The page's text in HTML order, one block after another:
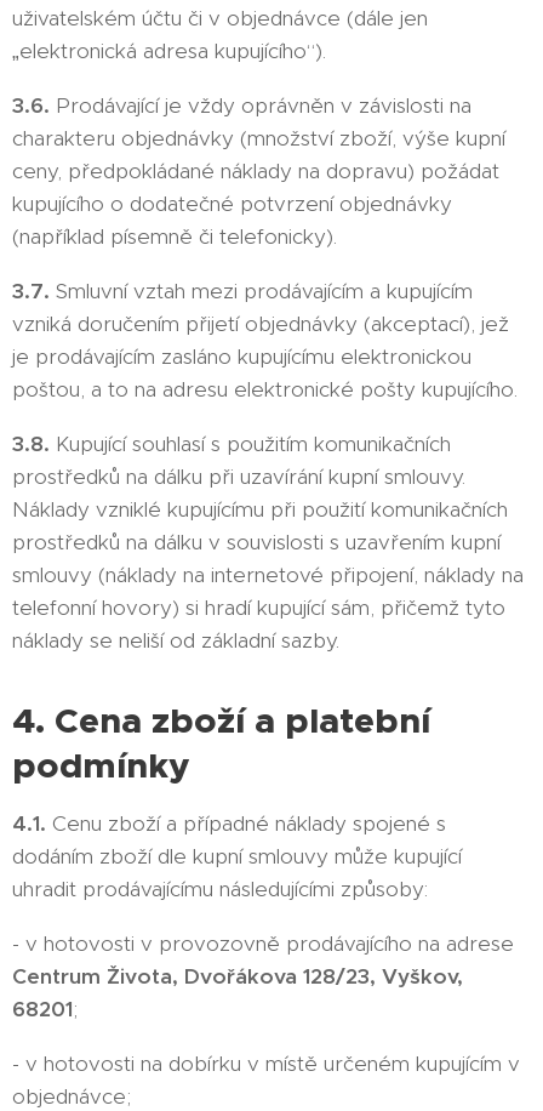
uživatelském účtu či v objednávce (dále jen
„elektronická adresa kupujícího“).
3.6. Prodávající je vždy oprávněn v závislosti na
charakteru objednávky (množství zboží, výše kupní
ceny, předpokládané náklady na dopravu) požádat
kupujícího o dodatečné potvrzení objednávky
(například písemně či telefonicky).
3.7. Smluvní vztah mezi prodávajícím a kupujícím
vzniká doručením přijetí objednávky (akceptací), jež
je prodávajícím zasláno kupujícímu elektronickou
poštou, a to na adresu elektronické pošty kupujícího.
3.8. Kupující souhlasí s použitím komunikačních
prostředků na dálku při uzavírání kupní smlouvy.
Náklady vzniklé kupujícímu při použití komunikačních
prostředků na dálku v souvislosti s uzavřením kupní
smlouvy (náklady na internetové připojení, náklady na
telefonní hovory) si hradí kupující sám, přičemž tyto
náklady se neliší od základní sazby.
4. Cena zboží a platební
podmínky
4.1. Cenu zboží a případné náklady spojené s
dodáním zboží dle kupní smlouvy může kupující
uhradit prodávajícímu následujícími způsoby:
- v hotovosti v provozovně prodávajícího na adrese
Centrum Života, Dvořákova 128/23, Vyškov,
68201;
- v hotovosti na dobírku v místě určeném kupujícím v
objednávce;